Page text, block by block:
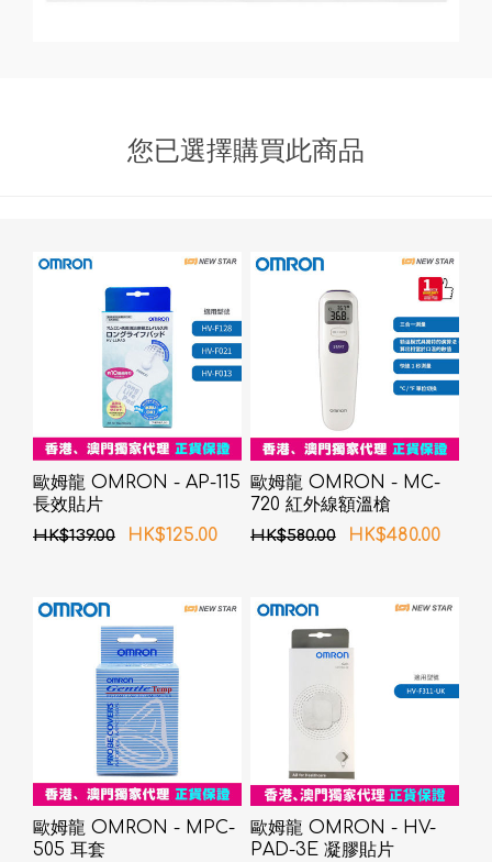
您已選擇購買此商品
歐姆龍 OMRON - AP-115
長效貼片
HK$139.00 HK$125.00
歐姆龍 OMRON - MC-
720 紅外線額溫槍
HK$580.00 HK$480.00
歐姆龍 OMRON - MPC-
505 耳套
歐姆龍 OMRON - HV-
PAD-3E 凝膠貼片